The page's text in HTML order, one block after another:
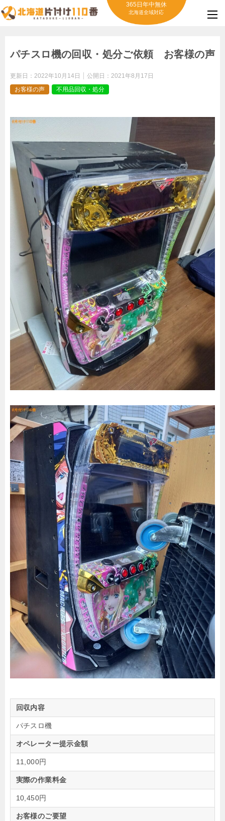
365日年中無休
北海道全域対応
パチスロ機の回収・処分ご依頼 お客様の声
更新日： 2022年10月14日 公開日： 2021年8月17日
お客様の声
不用品回収・処分
回収内容
パチスロ機
オペレーター提示金額
11,000円
実際の作業料金
10,450円
お客様のご要望